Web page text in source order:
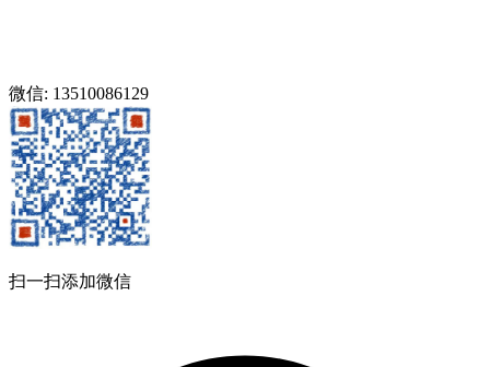
微信: 13510086129
扫一扫添加微信